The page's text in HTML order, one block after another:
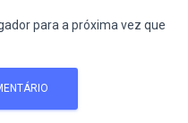
para a próxima vez que